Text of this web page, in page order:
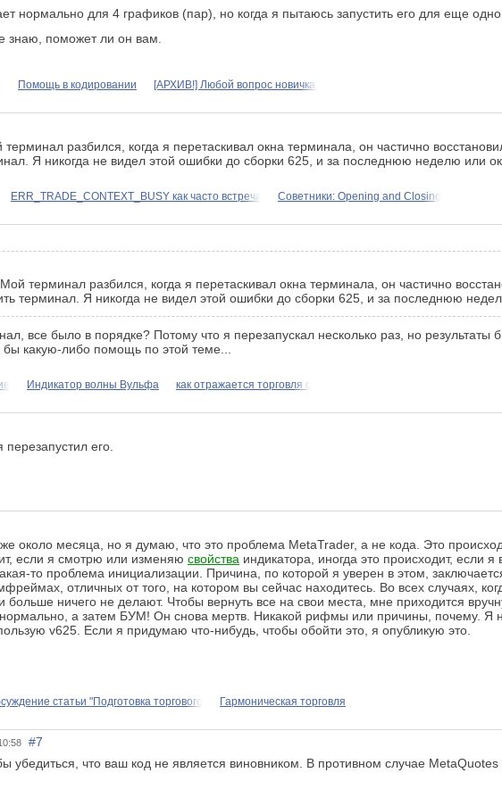
нормально для 4 графиков (пар), но когда я пытаюсь запустить его для еще
знаю, поможет ли он вам.
Помощь в кодировании [АРХИВ!] Любой вопрос новичка,
разбился, когда я перетаскивал окна терминала, он частично
Я никогда не видел этой ошибки до сборки 625, и за последнюю неделю или
ERR_TRADE_CONTEXT_BUSY как часто встречаетсяСоветники: Opening and Сlosing
терминал разбился, когда я перетаскивал окна терминала, он частично
терминал. Я никогда не видел этой ошибки до сборки 625, и за последнюю
все было в порядке? Потому что я перезапускал несколько раз, но
какую-либо помощь по этой теме...
Индикатор волны Вульфа как отражается торговля с
его.
около месяца, но я думаю, что это проблема MetaTrader, а не кода. Это
если я смотрю или изменяю свойства индикатора, иногда это происходит, если
то проблема инициализации. Причина, по которой я уверен в этом,
отличных от того, на котором вы сейчас находитесь. Во всех случаях,
больше ничего не делают. Чтобы вернуть все на свои места, мне приходится
а затем БУМ! Он снова мертв. Никакой рифмы или причины, почему. Я
v625. Если я придумаю что-нибудь, чтобы обойти это, я опубликую это.
статьи "Подготовка торгового Гармоническая торговля
#7
убедиться, что ваш код не является виновником. В противном случае